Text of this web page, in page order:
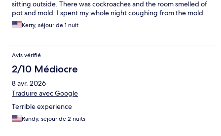
sitting outside. There was cockroaches and the room smelled of
pot and mold. I spent my whole night coughing from the mold.
Vending machines didn't work and it was supposed to be a
smoke free facility but I smelled cigarette smoke and Marijuana
Kerry, séjour de 1 nuit
Avis vérifié
2/10 Médiocre
8 avr. 2026
Traduire avec Google
Terrible experience
Randy, séjour de 2 nuits